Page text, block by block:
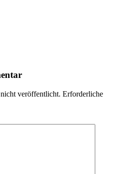
veröffentlicht. Erforderliche